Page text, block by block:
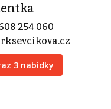
254 060
3 nabídky